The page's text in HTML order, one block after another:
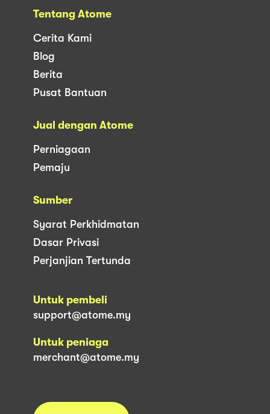
Tentang Atome
Cerita Kami
Blog
Berita
Pusat Bantuan
Jual dengan Atome
Perniagaan
Pemaju
Sumber
Syarat Perkhidmatan
Dasar Privasi
Perjanjian Tertunda
Untuk pembeli
support@atome.my
Untuk peniaga
merchant@atome.my